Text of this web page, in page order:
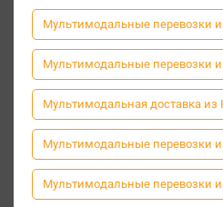
Мультимодальные перевозки
Мультимодальные перевозки
Мультимодальная доставка
Мультимодальные перевозки
Мультимодальные перевозки